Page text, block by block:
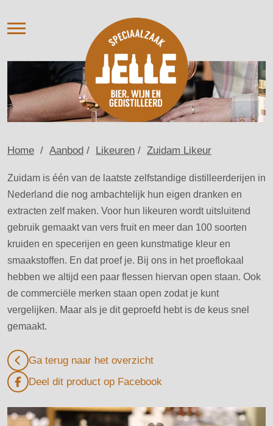
VERHUUR
OVER ONS
NIEUWS
AGENDA / PROEVERIJ
CONTACT
Home / Aanbod / Likeuren / Zuidam Likeur
Zuidam is één van de laatste zelfstandige distilleerderijen in
Nederland die nog ambachtelijk hun eigen dranken en
extracten zelf maken. Voor hun likeuren wordt uitsluitend
gebruik gemaakt van vers fruit en meer dan 100 soorten
kruiden en specerijen en geen kunstmatige kleur en
smaakstoffen. En dat proef je. Bij ons in het proeflokaal
hebben we altijd een paar flessen hiervan open staan. Ook
de commerciële merken staan open zodat je kunt
vergelijken. Maar als je dit geproefd hebt is de keus snel
gemaakt.
Ga terug naar het overzicht
Deel dit product op Facebook